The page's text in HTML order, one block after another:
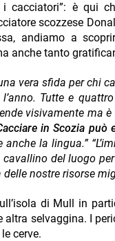
cacciatori”: è qui
scozzese
andiamo a
anche tanto
vera sfida per chi
Tutte e
visivamente ma
in Scozia può
anche la lingua.”
cavallino del luogo
nostre risorse
di Mull in
altra selvaggina. I
cerve.